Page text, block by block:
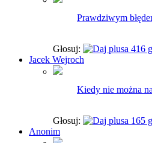
Prawdziwym
Głosuj: 416
Jacek Wejroch
Kiedy nie można
Głosuj: 165
Anonim